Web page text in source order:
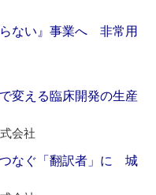
らない』事業へ 非常用
変える臨床開発の生産
会社
つなぐ「翻訳者」に 城